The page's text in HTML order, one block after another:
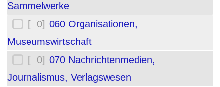
Sammelwerke
[ 0] 060 Organisationen,
Museumswirtschaft
[ 0] 070 Nachrichtenmedien,
Journalismus, Verlagswesen